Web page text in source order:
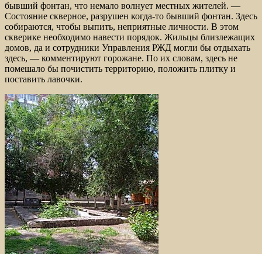
бывший фонтан, что немало волнует местных жителей. —
Состояние скверное, разрушен когда-то бывший фонтан. Здесь
собираются, чтобы выпить, неприятные личности. В этом
скверике необходимо навести порядок. Жильцы близлежащих
домов, да и сотрудники Управления РЖД могли бы отдыхать
здесь, — комментируют горожане. По их словам, здесь не
помешало бы почистить территорию, положить плитку и
поставить лавочки.